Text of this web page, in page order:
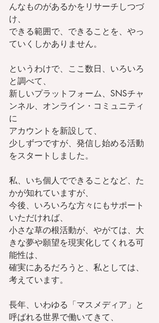
んなものがあるかをリサーチしつづ
け、
できる範囲で、できることを、やっ
ていくしかありません。
というわけで、ここ数日、いろいろ
と調べて、
新しいプラットフォーム、SNSチャ
ンネル、オンライン・コミュニティ
に
アカウントを新設して、
少しずつですが、発信し始める活動
をスタートしました。
私、いち個人でできることなど、た
かが知れていますが、
今後、いろいろな方々にもサポート
いただければ、
小さな草の根活動が、やがては、大
きな夢や願望を現実化してくれる可
能性は、
確実にあるだろうと、私としては、
考えています。
長年、いわゆる「マスメディア」と
呼ばれる世界で働いてきて、